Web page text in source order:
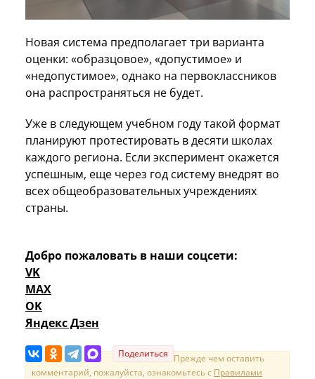
Новая система предполагает три варианта
оценки: «образцовое», «допустимое» и
«недопустимое», однако на первоклассников
она распространяться не будет.
Уже в следующем учебном году такой формат
планируют протестировать в десяти школах
каждого региона. Если эксперимент окажется
успешным, еще через год систему внедрят во
всех общеобразовательных учреждениях
страны.
Добро пожаловать в наши соцсети:
VK
MAX
OK
Яндекс Дзен
Поделиться Прежде чем оставить
комментарий, пожалуйста, ознакомьтесь с Правилами